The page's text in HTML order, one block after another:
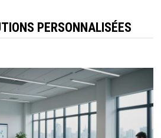
PERSONNALISÉES